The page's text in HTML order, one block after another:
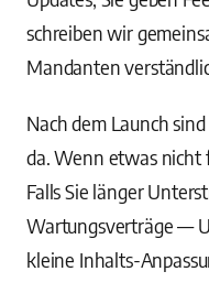
schreiben wir
Mandanten
Nach dem Launch
da. Wenn etwas nicht
Falls Sie länger
Wartungsverträge —
kleine Inhalts-